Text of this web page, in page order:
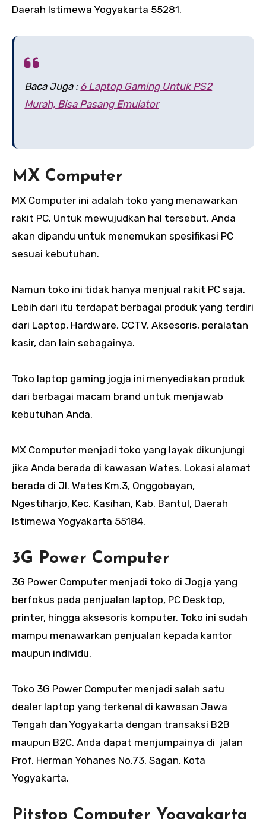
Daerah Istimewa Yogyakarta 55281.
Baca Juga : 6 Laptop Gaming Untuk PS2
Murah, Bisa Pasang Emulator
MX Computer
MX Computer ini adalah toko yang menawarkan
rakit PC. Untuk mewujudkan hal tersebut, Anda
akan dipandu untuk menemukan spesifikasi PC
sesuai kebutuhan.
Namun toko ini tidak hanya menjual rakit PC saja.
Lebih dari itu terdapat berbagai produk yang terdiri
dari Laptop, Hardware, CCTV, Aksesoris, peralatan
kasir, dan lain sebagainya.
Toko laptop gaming jogja ini menyediakan produk
dari berbagai macam brand untuk menjawab
kebutuhan Anda.
MX Computer menjadi toko yang layak dikunjungi
jika Anda berada di kawasan Wates. Lokasi alamat
berada di Jl. Wates Km.3, Onggobayan,
Ngestiharjo, Kec. Kasihan, Kab. Bantul, Daerah
Istimewa Yogyakarta 55184.
3G Power Computer
3G Power Computer menjadi toko di Jogja yang
berfokus pada penjualan laptop, PC Desktop,
printer, hingga aksesoris komputer. Toko ini sudah
mampu menawarkan penjualan kepada kantor
maupun individu.
Toko 3G Power Computer menjadi salah satu
dealer laptop yang terkenal di kawasan Jawa
Tengah dan Yogyakarta dengan transaksi B2B
maupun B2C. Anda dapat menjumpainya di jalan
Prof. Herman Yohanes No.73, Sagan, Kota
Yogyakarta.
Pitstop Computer Yogyakarta